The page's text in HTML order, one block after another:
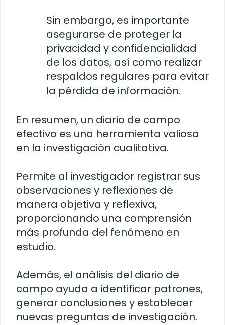
Sin embargo, es importante
asegurarse de proteger la
privacidad y confidencialidad
de los datos, así como realizar
respaldos regulares para evitar
la pérdida de información.
En resumen, un diario de campo
efectivo es una herramienta valiosa
en la investigación cualitativa.
Permite al investigador registrar sus
observaciones y reflexiones de
manera objetiva y reflexiva,
proporcionando una comprensión
más profunda del fenómeno en
estudio.
Además, el análisis del diario de
campo ayuda a identificar patrones,
generar conclusiones y establecer
nuevas preguntas de investigación.